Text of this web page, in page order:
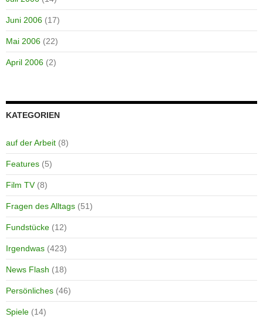
Juni 2006 (17)
Mai 2006 (22)
April 2006 (2)
KATEGORIEN
auf der Arbeit (8)
Features (5)
Film TV(8)
Fragen des Alltags (51)
Fundstücke (12)
Irgendwas (423)
News Flash (18)
Persönliches (46)
Spiele (14)